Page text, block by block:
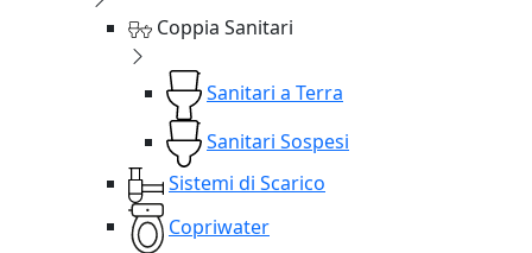
Coppia Sanitari
Sanitari a Terra
Sanitari Sospesi
Sistemi di Scarico
Copriwater